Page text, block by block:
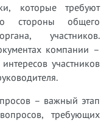
которые требуют
стороны общего
участников.
компании –
участников
– важный этап
требующих